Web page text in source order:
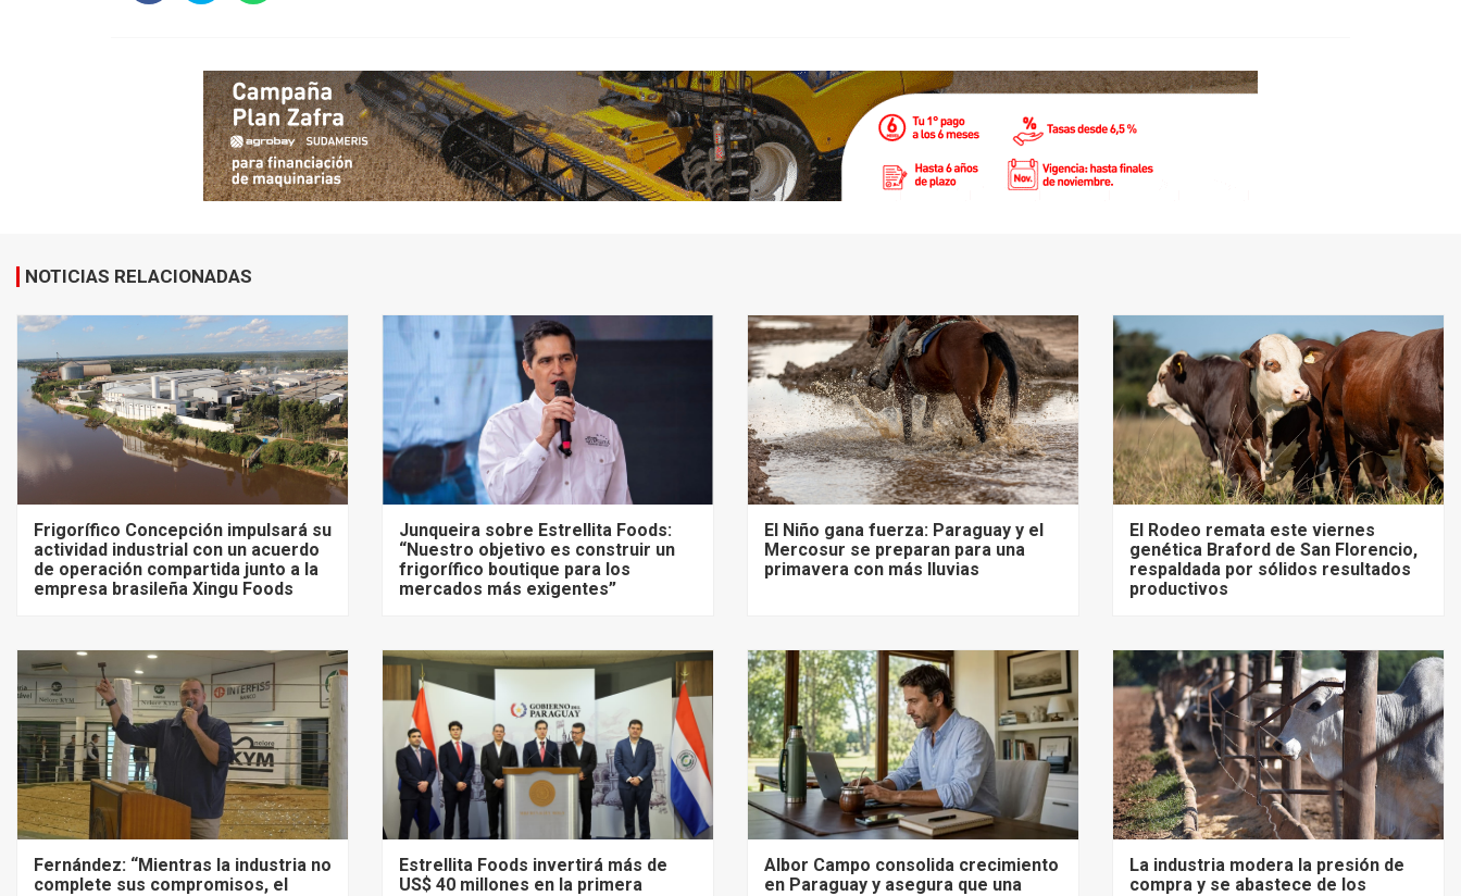
NOTICIAS RELACIONADAS
Frigorífico Concepción impulsará su
actividad industrial con un acuerdo
de operación compartida junto a la
empresa brasileña Xingu Foods
Junqueira sobre Estrellita Foods:
“Nuestro objetivo es construir un
frigorífico boutique para los
mercados más exigentes”
El Niño gana fuerza: Paraguay y el
Mercosur se preparan para una
primavera con más lluvias
El Rodeo remata este viernes
genética Braford de San Florencio,
respaldada por sólidos resultados
productivos
Fernández: “Mientras la industria no
complete sus compromisos, el
Estrellita Foods invertirá más de
US$ 40 millones en la primera
Albor Campo consolida crecimiento
en Paraguay y asegura que una
La industria modera la presión de
compra y se abastece de los